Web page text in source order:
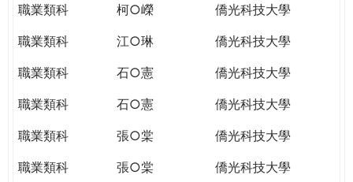
職業類科
柯○嶸
僑光科技大學
職業類科
江○琳
僑光科技大學
職業類科
石○憲
僑光科技大學
職業類科
石○憲
僑光科技大學
職業類科
張○棠
僑光科技大學
職業類科
張○棠
僑光科技大學